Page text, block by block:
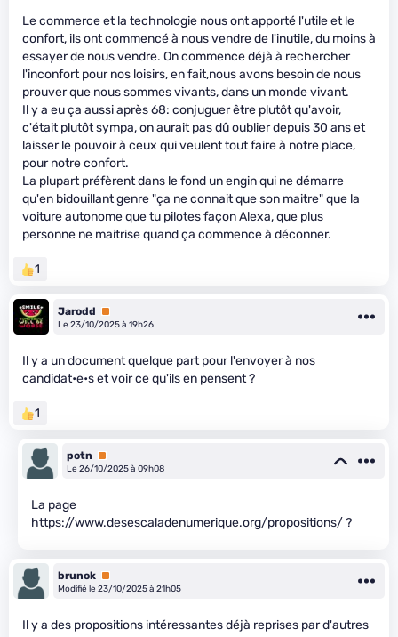
Le commerce et la technologie nous ont apporté l'utile et le
confort, ils ont commencé à nous vendre de l'inutile, du moins à
essayer de nous vendre. On commence déjà à rechercher
l'inconfort pour nos loisirs, en fait,nous avons besoin de nous
prouver que nous sommes vivants, dans un monde vivant.
Il y a eu ça aussi après 68: conjuguer être plutôt qu'avoir,
c'était plutôt sympa, on aurait pas dû oublier depuis 30 ans et
laisser le pouvoir à ceux qui veulent tout faire à notre place,
pour notre confort.
La plupart préfèrent dans le fond un engin qui ne démarre
qu'en bidouillant genre "ça ne connait que son maitre" que la
voiture autonome que tu pilotes façon Alexa, que plus
personne ne maitrise quand ça commence à déconner.
1
Jarodd
Premium
Le 23/10/2025 à 19h26
Il y a un document quelque part pour l'envoyer à nos
candidat•e•s et voir ce qu'ils en pensent ?
1
potn
Premium
Le 26/10/2025 à 09h08
La page
https://www.desescaladenumerique.org/propositions/?
brunok Premium
Modifié le 23/10/2025 à 21h05
Il y a des propositions intéressantes déjà reprises par d'autres